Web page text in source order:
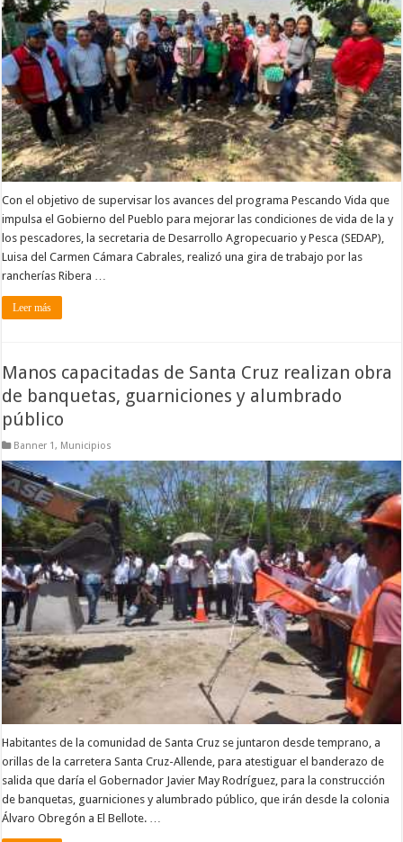
Con el objetivo de supervisar los avances del programa Pescando Vida que
impulsa el Gobierno del Pueblo para mejorar las condiciones de vida de la y
los pescadores, la secretaria de Desarrollo Agropecuario y Pesca (SEDAP),
Luisa del Carmen Cámara Cabrales, realizó una gira de trabajo por las
rancherías Ribera …
Leer más
Manos capacitadas de Santa Cruz realizan obra
de banquetas, guarniciones y alumbrado
público
Banner 1, Municipios
Habitantes de la comunidad de Santa Cruz se juntaron desde temprano, a
orillas de la carretera Santa Cruz-Allende, para atestiguar el banderazo de
salida que daría el Gobernador Javier May Rodríguez, para la construcción
de banquetas, guarniciones y alumbrado público, que irán desde la colonia
Álvaro Obregón a El Bellote. …